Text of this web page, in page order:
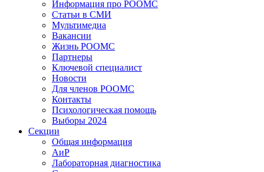
Информация про РООМС
Статьи в СМИ
Мультимедиа
Вакансии
Жизнь РООМС
Партнеры
Ключевой специалист
Новости
Для членов РООМС
Контакты
Психологическая помощь
Выборы 2024
Секции
Общая информация
АиР
Лабораторная диагностика